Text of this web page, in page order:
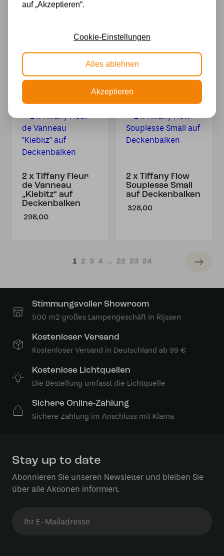
Carraway mit
Deckenbalken
Endless auf
598,00
2 x Tiffany Fleur
de Vanneau
„Kiebitz“ auf
Deckenbalken
298,00
2 x Tiffany Flow
Souplesse Small
auf Deckenbalken
328,00
1 2 3 4 … 22 23 24
Stimmungsvoller Showroom
500 m2 großes Lampengeschäft in Rijssen
Kostenloser Versand
Kostenloser Versand in Deutschland ab 99 €
Kostenlose Lichtquellen
Die Bestellung umfasst die Lichtquelle
Sichere Online-Zahlung
Sichere Zahlung im Anschluss mit Klarna
Stay up to date
Abonnieren Sie unseren Newsletter und bleiben Sie
über alle Aktionen informiert.
auf „Akzeptieren“.
Cookie-Einstellungen
Alles ablehnen
Akzeptieren